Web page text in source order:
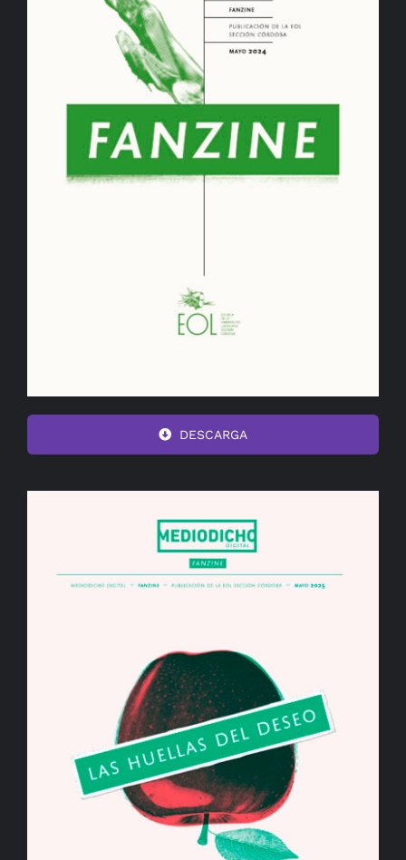
DESCARGA